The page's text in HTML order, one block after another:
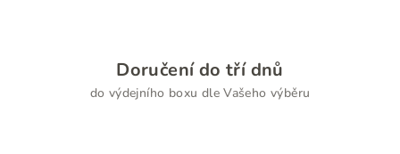
Doručení do tří dnů
do výdejního boxu dle Vašeho výběru